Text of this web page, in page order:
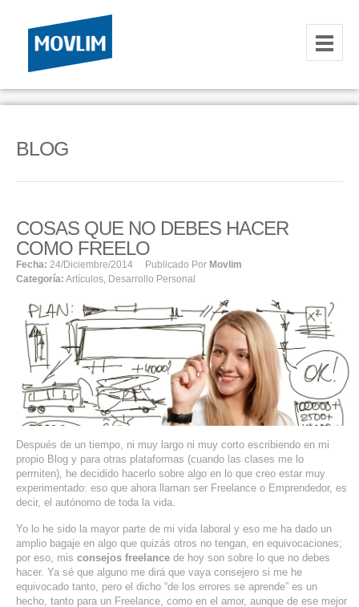
INICIO
HOSTING
HOSTING
RESELLER
SERVIDORES VPS WINDOWS
SERVIDORES DEDICADOS
AGENCIA DIGITAL
PAGINAS WEB PARA NEGOCIOS
PAGINA WEB CON MANEJADOR DE CONTENIDOS
PAGINAS WEB A MEDIDA
APPS PARA NEGOCIOS
BLOG
COSAS QUE NO DEBES HACER
COMO FREELO
Fecha: 24/diciembre/2014 Publicado Por Movlim
Categoría: Artículos, Desarrollo Personal
Después de un tiempo, ni muy largo ni muy corto escribiendo en mi
propio Blog y para otras plataformas (cuando las clases me lo
permiten), he decidido hacerlo sobre algo en lo que creo estar muy
experimentado: eso que ahora llaman ser Freelance o Emprendedor, es
decir, el autónomo de toda la vida.
Yo lo he sido la mayor parte de mi vida laboral y eso me ha dado un
amplio bagaje en algo que quizás otros no tengan, en equivocaciones;
por eso, mis consejos freelance de hoy son sobre lo que no debes
hacer. Ya sé que alguno me dirá que vaya consejero si me he
equivocado tanto, pero el dicho “de los errores se aprende” es un
hecho, tanto para un Freelance, como en el amor, aunque de ese mejor